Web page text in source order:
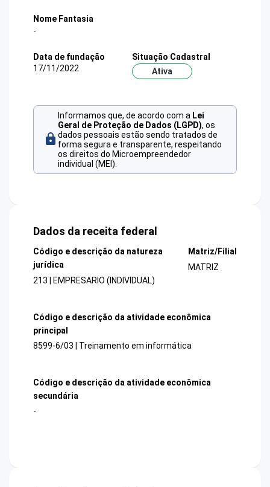
Nome Fantasia
-
Data de fundação
17/11/2022
Situação Cadastral
Ativa
Informamos que, de acordo com a Lei
Geral de Proteção de Dados (LGPD), os
dados pessoais estão sendo tratados de
forma segura e transparente, respeitando
os direitos do Microempreendedor
individual (MEI).
Dados da receita federal
Código e descrição da natureza
jurídica
213 | EMPRESARIO (INDIVIDUAL)
Matriz/Filial
MATRIZ
Código e descrição da atividade econômica
principal
8599-6/03 | Treinamento em informática
Código e descrição da atividade econômica
secundária
-